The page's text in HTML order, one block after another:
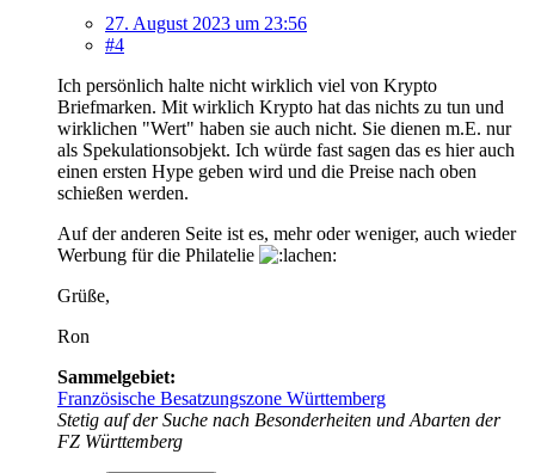
27. August 2023 um 23:56
#4
Ich persönlich halte nicht wirklich viel von Krypto
Briefmarken. Mit wirklich Krypto hat das nichts zu tun und
wirklichen "Wert" haben sie auch nicht. Sie dienen m.E. nur
als Spekulationsobjekt. Ich würde fast sagen das es hier auch
einen ersten Hype geben wird und die Preise nach oben
schießen werden.
Auf der anderen Seite ist es, mehr oder weniger, auch wieder
Werbung für die Philatelie
Grüße,
Ron
Sammelgebiet:
Französische Besatzungszone Württemberg
Stetig auf der Suche nach Besonderheiten und Abarten der
FZ Württemberg